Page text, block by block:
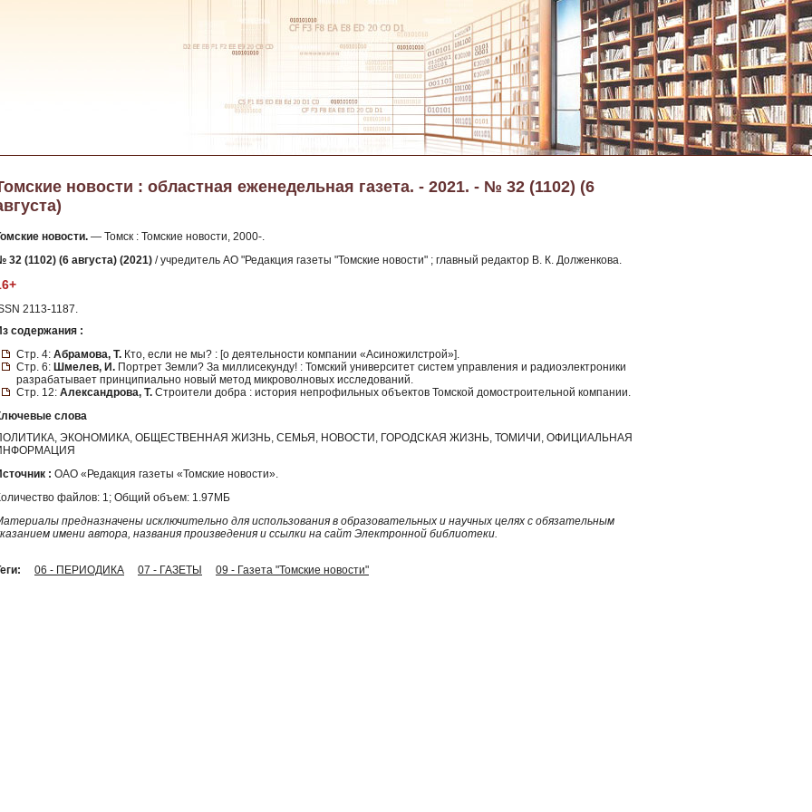
новости : областная еженедельная газета. - 2021. - № 32 (1102) (6
новости. — Томск : Томские новости, 2000-.
32 (1102) (6 августа) (2021) / учредитель АО "Редакция газеты "Томские новости" ; главный редактор В. К. Долженкова.
2113-1187.
содержания :
Стр. 4: Абрамова, Т. Кто, если не мы? : [о деятельности компании «Асиножилстрой»].
Стр. 6: Шмелев, И. Портрет Земли? За миллисекунду! : Томский университет систем управления и радиоэлектроники
разрабатывает принципиально новый метод микроволновых исследований.
Стр. 12: Александрова, Т. Строители добра : история непрофильных объектов Томской домостроительной компании.
слова
ЭКОНОМИКА, ОБЩЕСТВЕННАЯ ЖИЗНЬ, СЕМЬЯ, НОВОСТИ, ГОРОДСКАЯ ЖИЗНЬ, ТОМИЧИ, ОФИЦИАЛЬНАЯ
: ОАО «Редакция газеты «Томские новости».
файлов: 1; Общий объем: 1.97МБ
предназначены исключительно для использования в образовательных и научных целях с обязательным
имени автора, названия произведения и ссылки на сайт Электронной библиотеки.
06 - ПЕРИОДИКА 07 - ГАЗЕТЫ 09 - Газета "Томские новости"